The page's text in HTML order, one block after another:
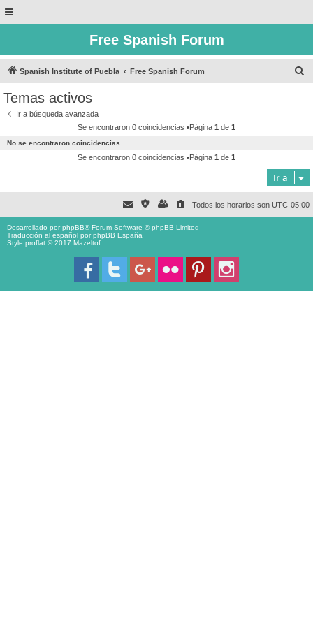
Free Spanish Forum
Spanish Institute of Puebla Free Spanish Forum
Temas activos
Ir a búsqueda avanzada
Se encontraron 0 coincidencias •Página 1 de 1
No se encontraron coincidencias.
Se encontraron 0 coincidencias •Página 1 de 1
Ir a
Todos los horarios son UTC-05:00
Desarrollado porphpBB® Forum Software © phpBB Limited
Traducción al español porphpBB España
Style proflat © 2017 Mazeltof